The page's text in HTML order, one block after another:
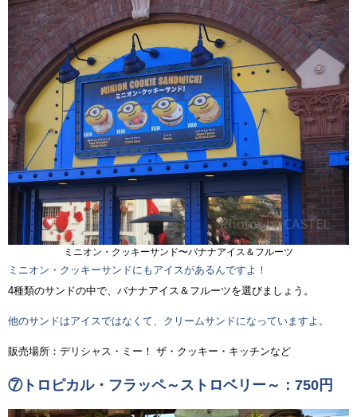
ミニオン・クッキーサンド〜バナナアイス＆フルーツ
ミニオン・クッキーサンドにもアイスがあるんですよ！
4種類のサンドの中で、バナナアイス＆フルーツを選びましょう。
他のサンドはアイスではなくて、クリームサンドになっていますよ。
販売場所：デリシャス・ミー！ ザ・クッキー・キッチンなど
⑦トロピカル・フラッペ～ストロベリー～：750円